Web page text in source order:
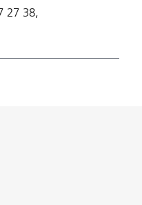
27 38,